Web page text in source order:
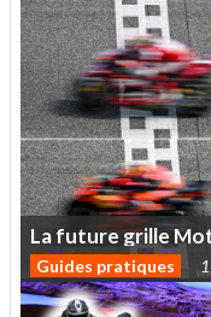
Lafuturegrille
Guides pratiques